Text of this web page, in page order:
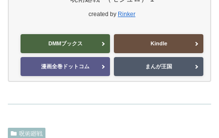
created by Rinker
DMMブックス Kindle
漫画全巻ドットコム まんが王国
呪術廻戦